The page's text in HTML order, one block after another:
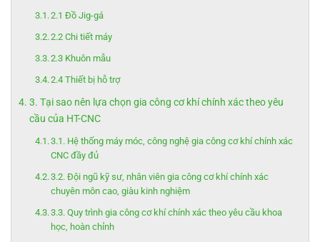
2.1 Đồ Jig-gá
2.2 Chi tiết máy
2.3 Khuôn mẫu
2.4 Thiết bị hỗ trợ
3. Tại sao nên lựa chọn gia công cơ khí chính xác theo yêu
cầu của HT-CNC
3.1. Hệ thống máy móc, công nghệ gia công cơ khí chính xác
CNC đầy đủ
3.2. Đội ngũ kỹ sư, nhân viên gia công cơ khí chính xác
chuyên môn cao, giàu kinh nghiệm
3.3. Quy trình gia công cơ khí chính xác theo yêu cầu khoa
học, hoàn chỉnh